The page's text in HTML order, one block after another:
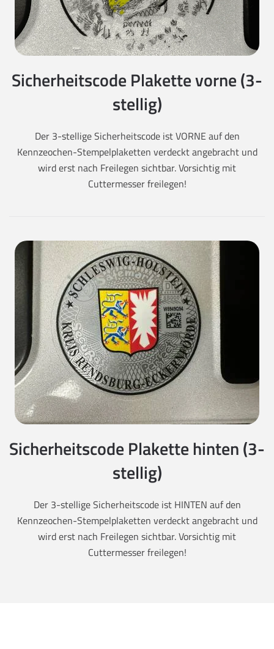
Sicherheitscode Plakette vorne (3-
stellig)
Der 3-stellige Sicherheitscode ist VORNE auf den
Kennzeochen-Stempelplaketten verdeckt angebracht und
wird erst nach Freilegen sichtbar. Vorsichtig mit
Cuttermesser freilegen!
Sicherheitscode Plakette hinten (3-
stellig)
Der 3-stellige Sicherheitscode ist HINTEN auf den
Kennzeochen-Stempelplaketten verdeckt angebracht und
wird erst nach Freilegen sichtbar. Vorsichtig mit
Cuttermesser freilegen!